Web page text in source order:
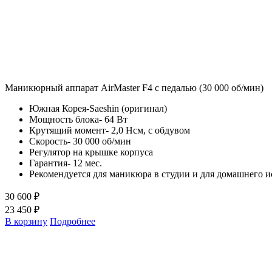
Маникюрный аппарат AirMaster F4 с педалью (30 000 об/мин)
Южная Корея-Saeshin (оригинал)
Мощность блока- 64 Вт
Крутящий момент- 2,0 Нсм, с обдувом
Скорость- 30 000 об/мин
Регулятор на крышке корпуса
Гарантия- 12 мес.
Рекомендуется для маникюра в студии и для домашнего
30 600 ₽
23 450 ₽
В корзину Подробнее